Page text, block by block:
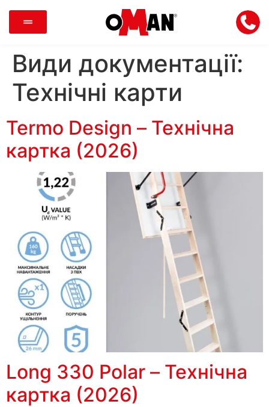
Види документації:
Технічні карти
Termo Design – Технічна
картка (2026)
Long 330 Polar – Технічна
картка (2026)